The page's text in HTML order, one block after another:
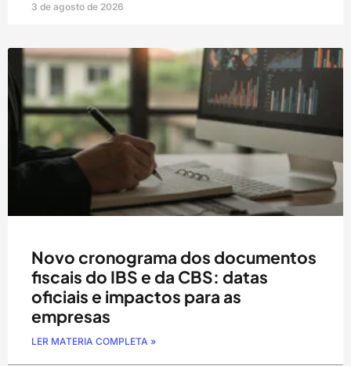
3 de agosto de 2026
Novo cronograma dos documentos
fiscais do IBS e da CBS: datas
oficiais e impactos para as
empresas
LER MATERIA COMPLETA »